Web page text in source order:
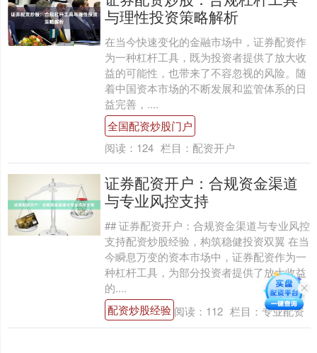
与理性投资策略解析
在当今快速变化的金融市场中，证券配资作
为一种杠杆工具，既为投资者提供了放大收
益的可能性，也带来了不容忽视的风险。随
着中国资本市场的不断发展和监管体系的日
益完善，....
全国配资炒股门户
阅读： 124 栏目： 配资开户
证券配资开户：合规资金渠道
与专业风控支持
## 证券配资开户：合规资金渠道与专业风控
支持配资炒股经验，构筑稳健投资双翼 在当
今瞬息万变的资本市场中，证券配资作为一
种杠杆工具，为部分投资者提供了放大收益
的....
配资炒股经验 阅读： 112 栏目： 专业配资